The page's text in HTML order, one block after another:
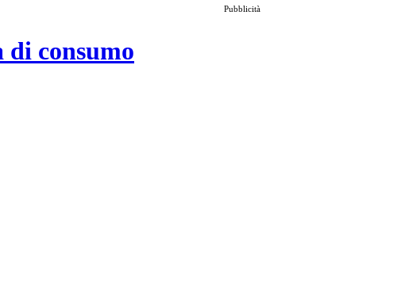
Pubblicità
di consumo